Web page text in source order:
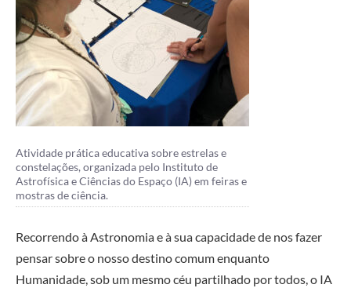
Atividade prática educativa sobre estrelas e
constelações, organizada pelo Instituto de
Astrofísica e Ciências do Espaço (IA) em feiras e
mostras de ciência.
Recorrendo à Astronomia e à sua capacidade de nos fazer
pensar sobre o nosso destino comum enquanto
Humanidade, sob um mesmo céu partilhado por todos, o IA